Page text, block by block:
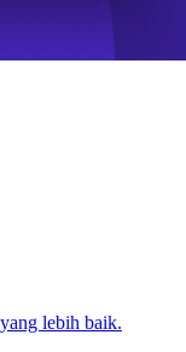
lebih baik.